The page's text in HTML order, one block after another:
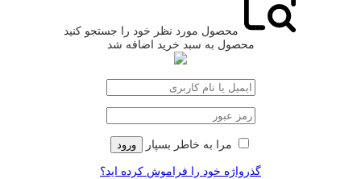
محصول مورد نظر خود را جستجو کنید
محصول به سبد خرید اضافه شد
مرا به خاطر بسپار ورود
گذرواژه خود را فراموش کرده اید؟